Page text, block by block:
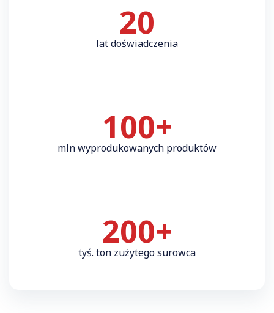
20
lat doświadczenia
100+
mln wyprodukowanych produktów
200+
tyś. ton zużytego surowca